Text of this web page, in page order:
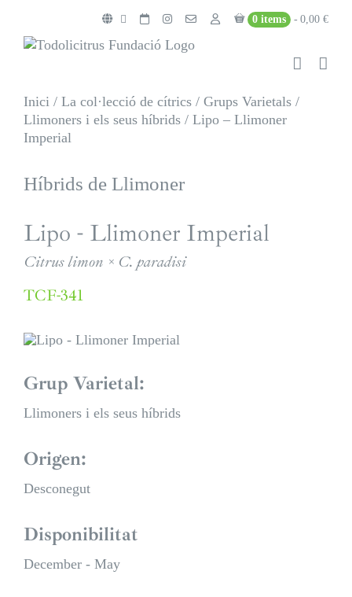
content
0 items 0,00 €
Inici / La col·lecció de cítrics / Grups Varietals /
Llimoners i els seus híbrids / Lipo – Llimoner
Imperial
Híbrids de Llimoner
Lipo - Llimoner Imperial
Citrus limon × C. paradisi
TCF-341
Grup Varietal:
Llimoners i els seus híbrids
Origen:
Desconegut
Disponibilitat
December - May